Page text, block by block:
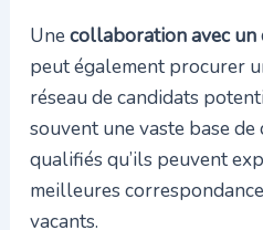
Unecollaboration avec un
peut également procurer
réseau de candidats
souvent une vaste base
qualifiés qu’ils peuvent
meilleures
vacants.